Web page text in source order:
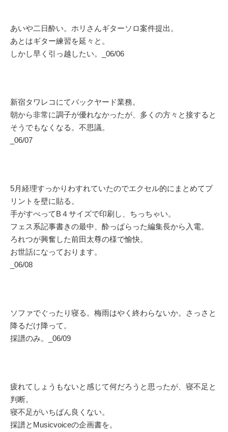
あいや二日酔い。ホリさんギターソロ案件提出。
あとはギター練習を延々と。
しかし早く引っ越したい。_06/06
新宿タワレコにてバックヤード業務。
朝から非常に調子が優れなかったが、多くの方々と接すると
そうでもなくなる。不思議。
_06/07
5月経理すっかりわすれていたのでエクセル的にまとめてプ
リントを壁に貼る。
手がすべってB４サイズで印刷し、ちっちゃい。
フェス系記事書きの最中、酔っぱらった編集長から入電。
ろれつが興奮した前田太尊の様で愉快。
お世話になっております。
_06/08
ソファでぐったり寝る。梅雨はやく終わらないか。さっさと
降るだけ降って。
採譜のみ。_06/09
疲れてしょうもないと感じて何だろうと思ったが、寝不足と
判断。
寝不足がいちばん良くない。
採譜とMusicvoiceの企画書を。